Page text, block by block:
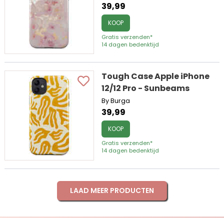
39,99
KOOP
Gratis verzenden*
14 dagen bedenktijd
Tough Case Apple iPhone
12/12 Pro - Sunbeams
By Burga
39,99
KOOP
Gratis verzenden*
14 dagen bedenktijd
LAAD MEER PRODUCTEN